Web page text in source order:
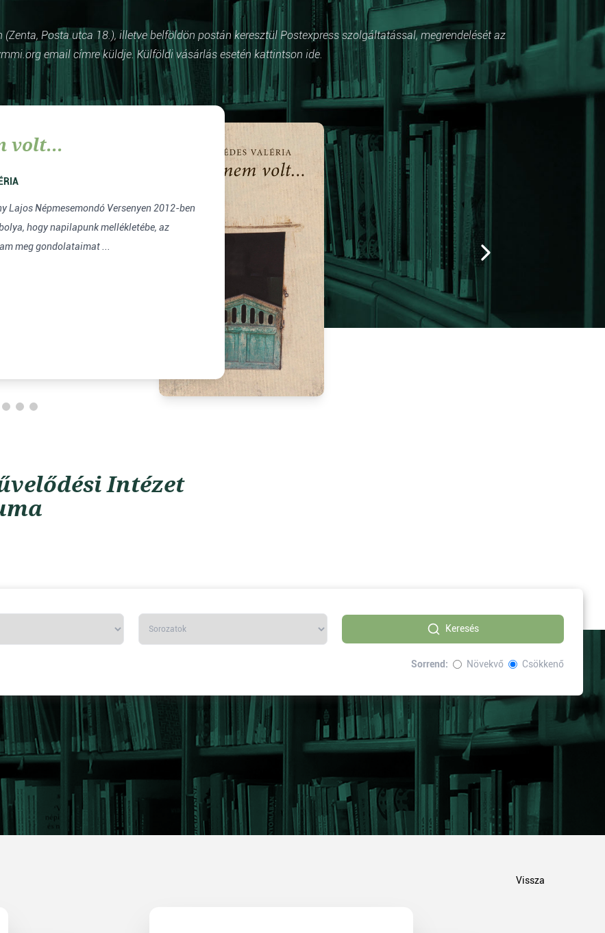
Posta utca 18.), illetve belföldön postán keresztül Postexpress szolgáltatással, megrendelését az
email címre küldje. Külföldi vásárlás esetén kattintson ide.
volt...
Lajos Népmesemondó Versenyen 2012-ben
hogy napilapunk mellékletébe, az
meg gondolataimat ...
Kiemelt Népszerű
Pasztorál
SZIVERI JÁNOS
„GYARAPODOM, BÁR ELFOGYOK” Sziveri János (1954–
1990) Alig néhány esztendeig lehetett otthon valahol.
Földönfutó volt, helyét kereső...
VersZene: vers, zene, kép
Intézet
Keresés
Sorrend: Növekvő Csökkenő
Vissza